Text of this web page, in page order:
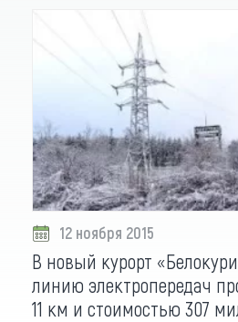
12 ноября 2015
В новый курорт
линию электропередач
11 км и стоимостью 307